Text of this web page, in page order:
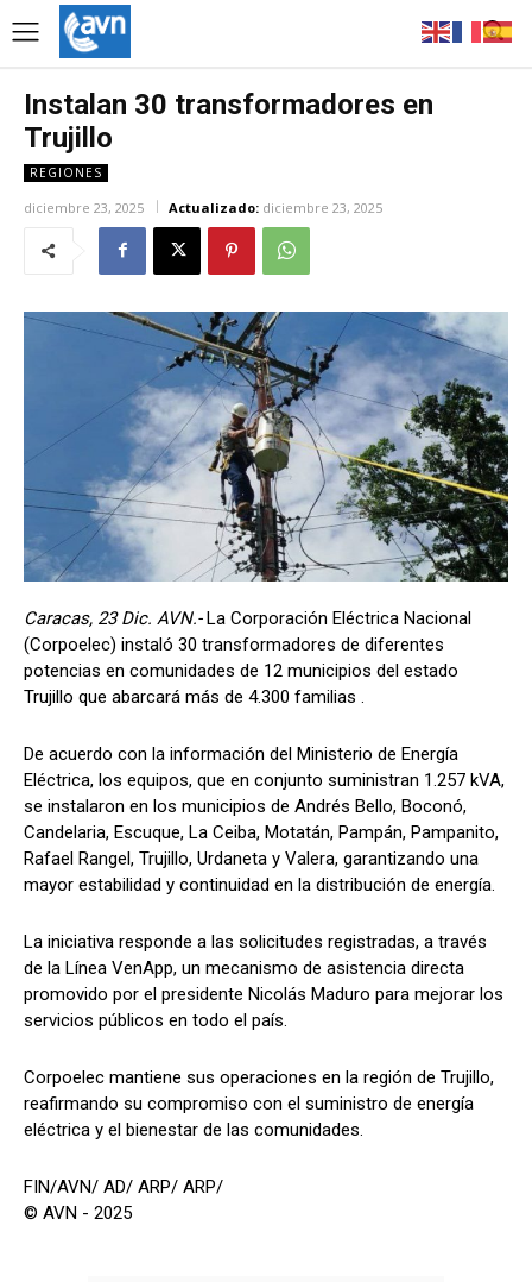
Instalan 30 transformadores en
Trujillo
REGIONES
diciembre 23, 2025 Actualizado: diciembre 23, 2025
Caracas, 23 Dic. AVN.-La Corporación Eléctrica Nacional
(Corpoelec) instaló 30 transformadores de diferentes
potencias en comunidades de 12 municipios del estado
Trujillo que abarcará más de 4.300 familias .
De acuerdo con la información del Ministerio de Energía
Eléctrica, los equipos, que en conjunto suministran 1.257 kVA,
se instalaron en los municipios de Andrés Bello, Boconó,
Candelaria, Escuque, La Ceiba, Motatán, Pampán, Pampanito,
Rafael Rangel, Trujillo, Urdaneta y Valera, garantizando una
mayor estabilidad y continuidad en la distribución de energía.
La iniciativa responde a las solicitudes registradas, a través
de la Línea VenApp, un mecanismo de asistencia directa
promovido por el presidente Nicolás Maduro para mejorar los
servicios públicos en todo el país.
Corpoelec mantiene sus operaciones en la región de Trujillo,
reafirmando su compromiso con el suministro de energía
eléctrica y el bienestar de las comunidades.
FIN/AVN/ AD/ ARP/ ARP/
© AVN - 2025